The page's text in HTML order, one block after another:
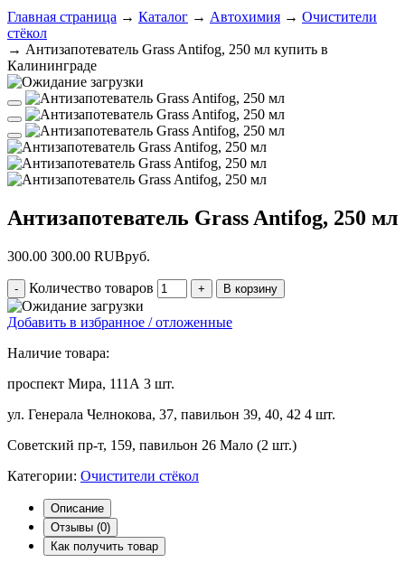
Главная страница → Каталог → Автохимия → Очистители
стёкол
→ Антизапотеватель Grass Antifog, 250 мл купить в
Калининграде
Антизапотеватель Grass Antifog, 250 мл
300.00 300.00 RUBруб.
Количество товаров
Добавить в избранное / отложенные
Наличие товара:
проспект Мира, 111А 3 шт.
ул. Генерала Челнокова, 37, павильон 39, 40, 42 4 шт.
Советский пр-т, 159, павильон 26 Мало (2 шт.)
Категории: Очистители стёкол
Описание
Отзывы (0)
Как получить товар